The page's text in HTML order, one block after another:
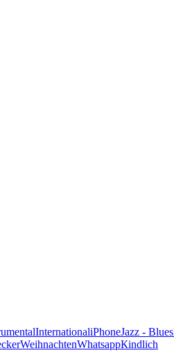
InternationaliPhoneJazz - Blues
WeihnachtenWhatsappКindlich